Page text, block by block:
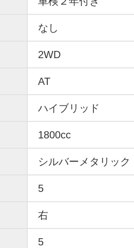
なし
2WD
AT
ハイブリッド
1800cc
シルバーメタリック
5
右
5